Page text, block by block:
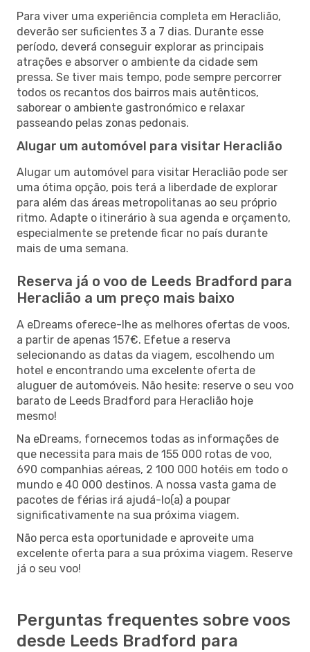
Para viver uma experiência completa em Heraclião,
deverão ser suficientes 3 a 7 dias. Durante esse
período, deverá conseguir explorar as principais
atrações e absorver o ambiente da cidade sem
pressa. Se tiver mais tempo, pode sempre percorrer
todos os recantos dos bairros mais autênticos,
saborear o ambiente gastronómico e relaxar
passeando pelas zonas pedonais.
Alugar um automóvel para visitar Heraclião
Alugar um automóvel para visitar Heraclião pode ser
uma ótima opção, pois terá a liberdade de explorar
para além das áreas metropolitanas ao seu próprio
ritmo. Adapte o itinerário à sua agenda e orçamento,
especialmente se pretende ficar no país durante
mais de uma semana.
Reserva já o voo de Leeds Bradford para
Heraclião a um preço mais baixo
A eDreams oferece-lhe as melhores ofertas de voos,
a partir de apenas 157€. Efetue a reserva
selecionando as datas da viagem, escolhendo um
hotel e encontrando uma excelente oferta de
aluguer de automóveis. Não hesite: reserve o seu voo
barato de Leeds Bradford para Heraclião hoje
mesmo!
Na eDreams, fornecemos todas as informações de
que necessita para mais de 155 000 rotas de voo,
690 companhias aéreas, 2 100 000 hotéis em todo o
mundo e 40 000 destinos. A nossa vasta gama de
pacotes de férias irá ajudá-lo(a) a poupar
significativamente na sua próxima viagem.
Não perca esta oportunidade e aproveite uma
excelente oferta para a sua próxima viagem. Reserve
já o seu voo!
Perguntas frequentes sobre voos
desde Leeds Bradford para